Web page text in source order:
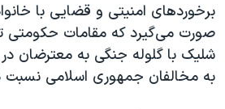
برخوردهای امنیتی و قضایی با
صورت می‌گیرد که مقامات حکومتی
به مخالفان جمهوری اسلامی نسبت